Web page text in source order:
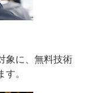
象に、無料技術
。